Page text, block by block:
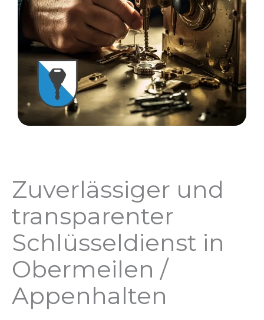
Zuverlässiger und
transparenter
Schlüsseldienst in
Obermeilen /
Appenhalten